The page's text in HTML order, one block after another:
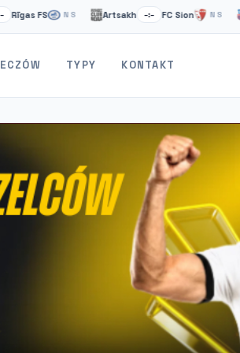
FS NS Artsakh –:– FC Sion NS Paide
TYPY KONTAKT